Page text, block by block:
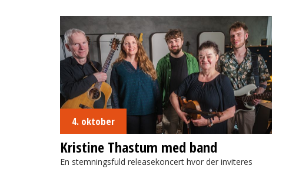
Kristine Thastum med band
4. oktober
Kristine Thastum med band
En stemningsfuld releasekoncert hvor der inviteres